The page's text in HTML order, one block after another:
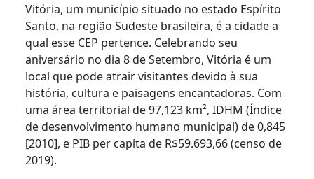
Vitória, um município situado no estado Espírito
Santo, na região Sudeste brasileira, é a cidade a
qual esse CEP pertence. Celebrando seu
aniversário no dia 8 de Setembro, Vitória é um
local que pode atrair visitantes devido à sua
história, cultura e paisagens encantadoras. Com
uma área territorial de 97,123 km², IDHM (Índice
de desenvolvimento humano municipal) de 0,845
[2010], e PIB per capita de R$59.693,66 (censo de
2019).